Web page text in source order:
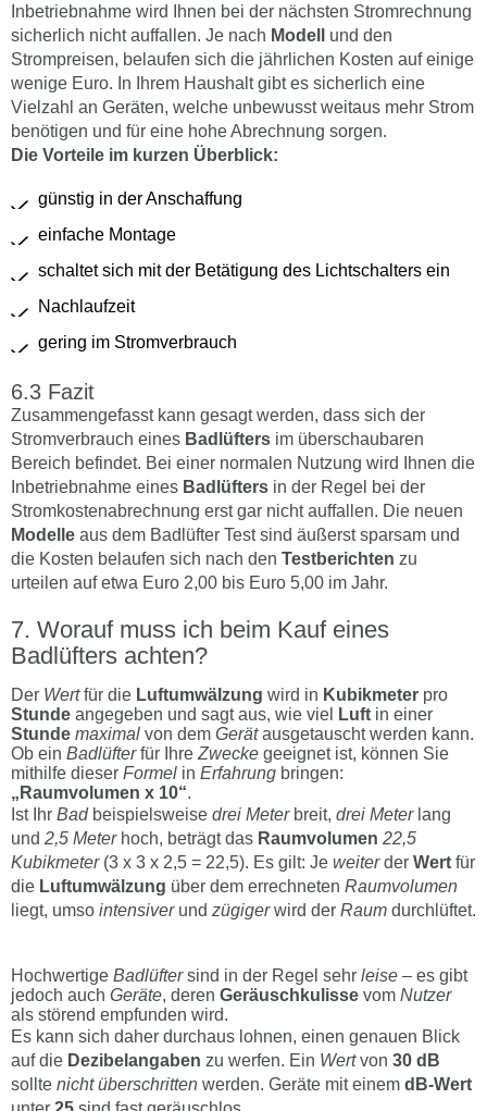
Inbetriebnahme wird Ihnen bei der nächsten Stromrechnung
sicherlich nicht auffallen. Je nach Modell
und den
Strompreisen, belaufen sich die jährlichen Kosten auf einige
wenige Euro. In Ihrem Haushalt gibt es sicherlich eine
Vielzahl an Geräten, welche unbewusst weitaus mehr Strom
benötigen und für eine hohe Abrechnung sorgen.
Die Vorteile im kurzen Überblick:
günstig in der Anschaffung
einfache Montage
schaltet sich mit der Betätigung des Lichtschalters ein
Nachlaufzeit
gering im Stromverbrauch
Fazit
Zusammengefasst kann gesagt werden, dass sich der
Stromverbrauch eines Badlüfters im überschaubaren
Bereich befindet. Bei einer normalen Nutzung wird Ihnen die
Inbetriebnahme eines Badlüfters in der Regel bei der
Stromkostenabrechnung erst gar nicht auffallen. Die neuen
Modelle aus dem Badlüfter Test sind äußerst sparsam und
die Kosten belaufen sich nach den Testberichten zu
urteilen auf etwa Euro 2,00 bis Euro 5,00 im Jahr.
Worauf muss ich beim Kauf eines
Badlüfters achten?
Der Wertfür die Luftumwälzung wird in Kubikmeter pro
Stunde angegeben und sagt aus, wie viel Luft in einer
Stunde maximal von dem Gerätausgetauscht werden kann.
Ob ein Badlüfterfür Ihre Zwecke geeignet ist, können Sie
mithilfe dieser Formel in Erfahrung bringen:
„Raumvolumen x 10“.
Ist Ihr Badbeispielsweise drei Meterbreit, drei Meterlang
und 2,5 Meterhoch, beträgt das Raumvolumen 22,5
Kubikmeter(3 x 3 x 2,5 = 22,5). Es gilt: Je weiterder Wert für
die Luftumwälzung über dem errechneten Raumvolumen
liegt, umso intensiverund zügigerwird der Raum durchlüftet.
Hochwertige Badlüftersind in der Regel sehr leise – es gibt
jedoch auch Geräte, deren Geräuschkulisse vom Nutzer
als störend empfunden wird.
Es kann sich daher durchaus lohnen, einen genauen Blick
auf die Dezibelangaben zu werfen. Ein Wertvon 30 dB
sollte nicht überschritten werden. Geräte mit einem dB-Wert